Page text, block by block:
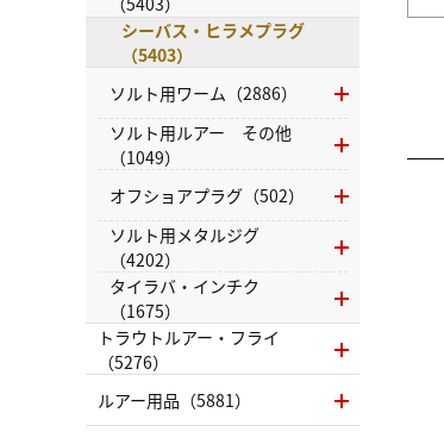
シーバス・ヒラメプラグ
（5403）
ソルト用ワーム（2886）
ソルト用ルアー その他
（1049）
オフショアプラグ（502）
ソルト用メタルジグ
（4202）
タイラバ・インチク
（1675）
トラウトルアー・フライ
（5276）
ルアー用品（5881）